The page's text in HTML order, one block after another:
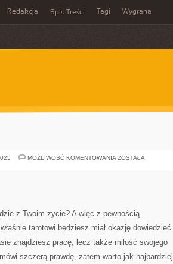
Redakcja Spis Treści Tagi Wygrana
MOŻLIWOŚĆ KOMENTOWANIA KARTKI
ZOSTAŁA
z Twoim życie? A więc z pewnością
tarotowi będziesz miał okazję dowiedzieć
znajdziesz pracę, lecz także miłość swojego
szczerą prawdę, zatem warto jak najbardziej